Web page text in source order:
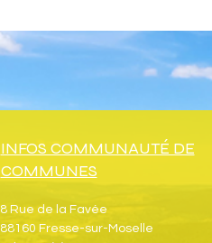
INFOS COMMUNAUTÉ DE
COMMUNES
8 Rue de la Favée
88160 Fresse-sur-Moselle